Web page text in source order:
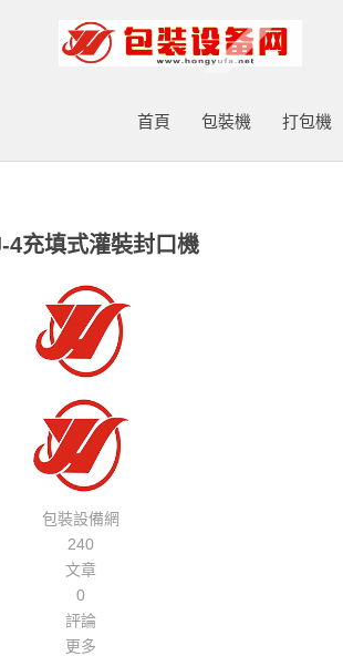
打包機|包裝機|封口機|封箱機|捆扎機|打標機|噴碼機|打碼機廠家
首頁 包裝機 打包機
4充填式灌裝封口機
包裝設備網
240
文章
0
評論
更多